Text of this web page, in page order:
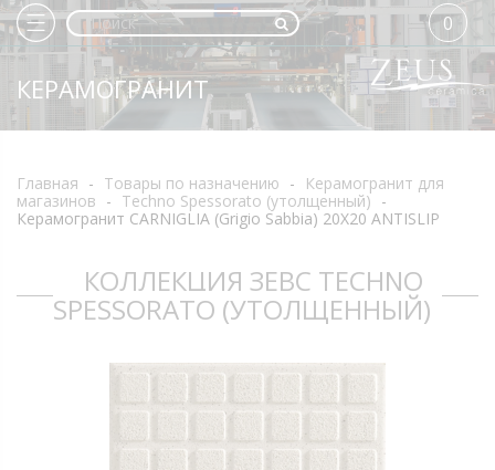
КЕРАМОГРАНИТ
0
Главная - Товары по назначению -
Керамогранит для
магазинов - Techno Spessorato (утолщенный) -
Керамогранит CARNIGLIA (Grigio Sabbia) 20X20 ANTISLIP
КОЛЛЕКЦИЯ ЗЕВС TECHNO
SPESSORATO (УТОЛЩЕННЫЙ)